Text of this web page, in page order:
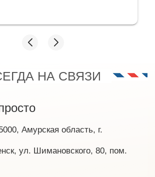
НА СВЯЗИ
Амурская область, г.
ул. Шимановского, 80, пом.